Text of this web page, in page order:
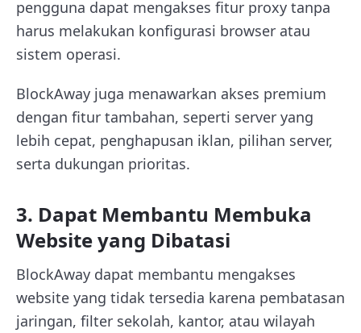
pengguna dapat mengakses fitur proxy tanpa
harus melakukan konfigurasi browser atau
sistem operasi.
BlockAway juga menawarkan akses premium
dengan fitur tambahan, seperti server yang
lebih cepat, penghapusan iklan, pilihan server,
serta dukungan prioritas.
3. Dapat Membantu Membuka
Website yang Dibatasi
BlockAway dapat membantu mengakses
website yang tidak tersedia karena pembatasan
jaringan, filter sekolah, kantor, atau wilayah